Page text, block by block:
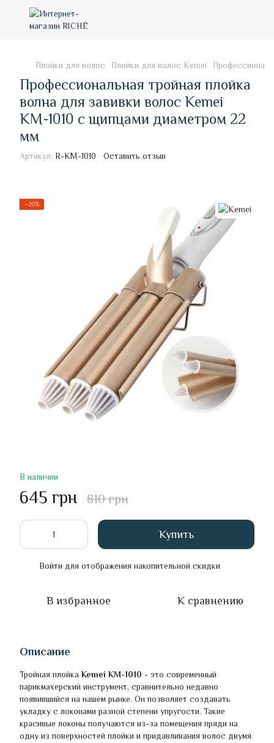
Плойки для волос Плойки для волос Kemei
Профессиональная тройная плойка
волна для завивки волос Kemei
KM-1010 с щипцами диаметром 22
мм
Артикул: R-KM-1010 Оставить отзыв
−20%
В наличии
645 грн 810 грн
Купить
Войти для отображения накопительной скидки
В избранное К сравнению
Описание
Тройная плойка Kemei KM-1010 - это современный
парикмахерский инструмент, сравнительно недавно
появившийся на нашем рынке. Он позволяет создавать
укладку с локонами разной степени упругости. Такие
красивые локоны получаются из-за помещения пряди на
одну из поверхностей плойки и придавливания волос двумя